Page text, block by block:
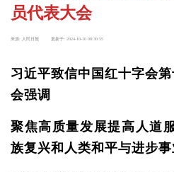
员代表大会
来源: 人民日报 更新于: 2024-10-10 08:30:55
习近平致信中国红十字会
会强调
聚焦高质量发展提高人道
族复兴和人类和平与进步